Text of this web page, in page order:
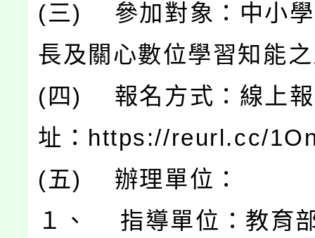
(三) 參加對象：中小學
長及關心數位學習知能
(四) 報名方式：線上報
址：https://reurl.cc/
(五) 辦理單位：
１、 指導單位：教育